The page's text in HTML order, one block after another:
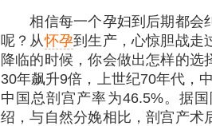
相信每一个孕妇到后期都会
呢？从怀孕到生产，心惊胆战走
降临的时候，你会做出怎样的选
30年飙升9倍，上世纪70年代，
中国总剖宫产率为46.5%。据
绍，与自然分娩相比，剖宫产术